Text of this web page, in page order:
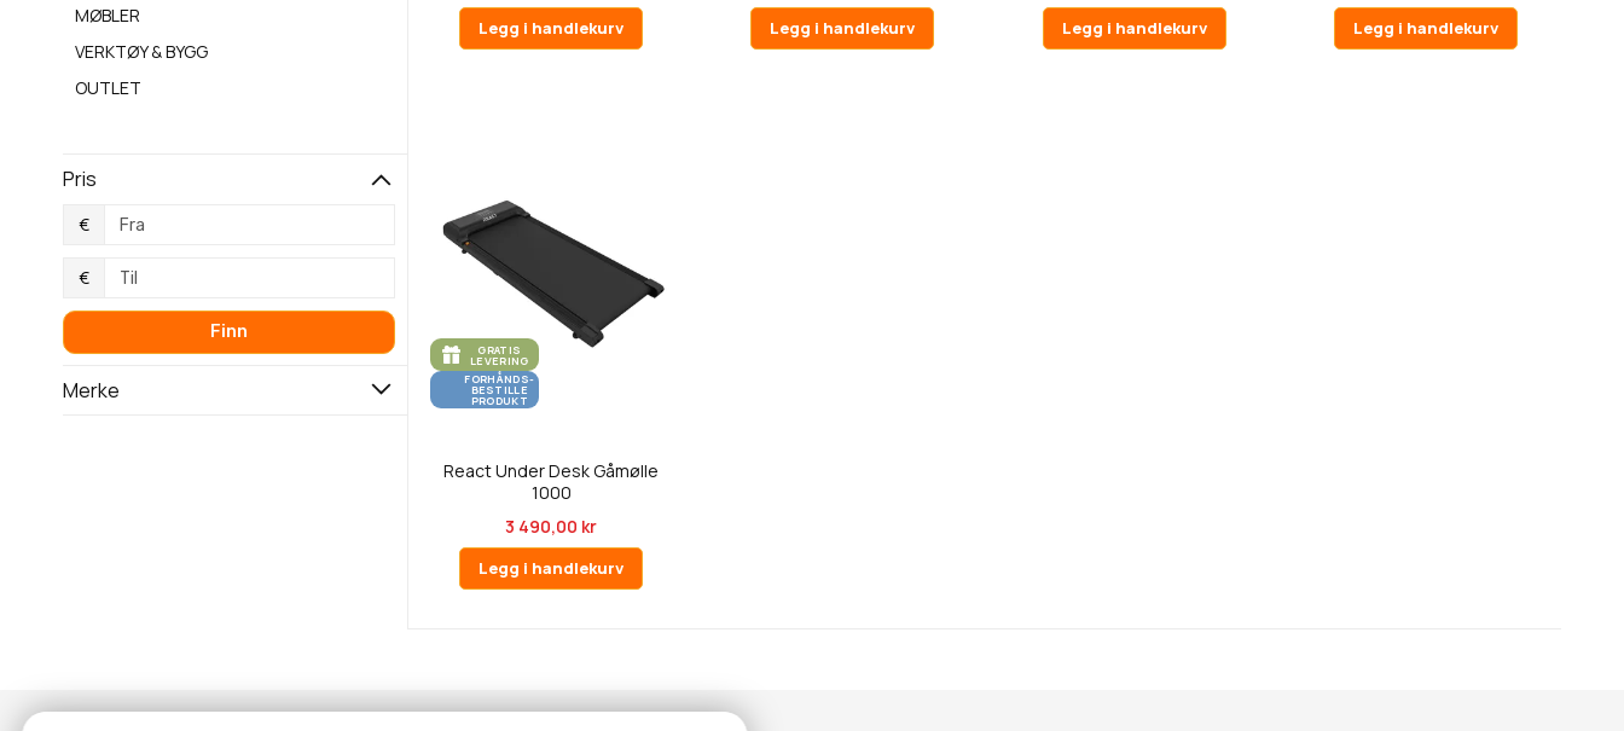
Legg i handlekurv Legg i handlekurv Legg i handlekurv Legg i handlekurv
GRATIS
LEVERING
FORHÅNDS-
BESTILLE
PRODUKT
React Under Desk Gåmølle
1000
3 490,00 kr
Legg i handlekurv
MØBLER
VERKTØY & BYGG
OUTLET
Pris
€
€
Finn
Merke